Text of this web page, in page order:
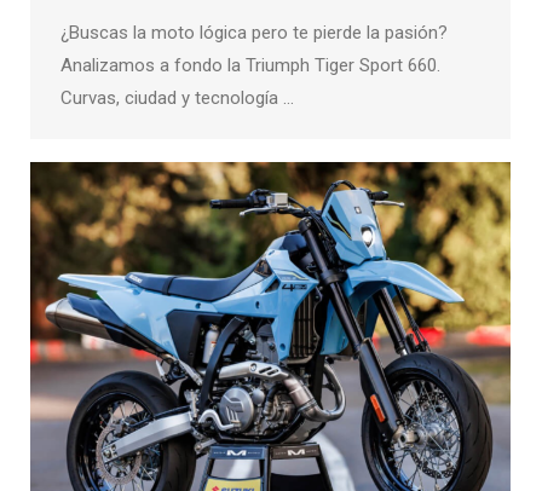
¿Buscas la moto lógica pero te pierde la pasión?
Analizamos a fondo la Triumph Tiger Sport 660.
Curvas, ciudad y tecnología …